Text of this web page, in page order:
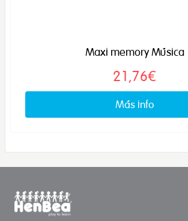
Maxi memory Música
21,76€
Más info